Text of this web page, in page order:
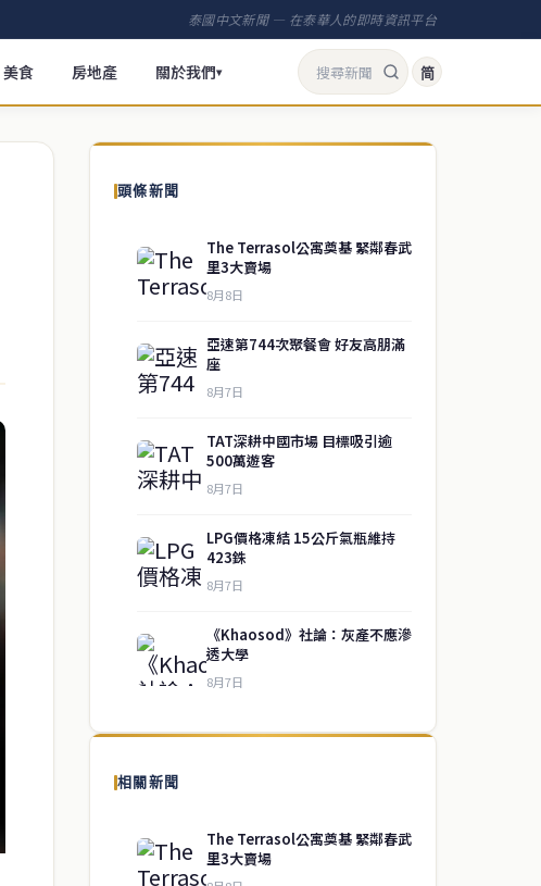
泰國中文新聞 — 在泰華人的即時資訊平台
美食 房地產 關於我們▾ 简
頭條新聞
The Terrasol公寓奠基 緊鄰春武
里3大賣場
8月8日
亞速第744次聚餐會 好友高朋滿
座
8月7日
TAT深耕中國市場 目標吸引逾
500萬遊客
8月7日
LPG價格凍結 15公斤氣瓶維持
423銖
8月7日
《Khaosod》社論：灰產不應滲
透大學
8月7日
相關新聞
The Terrasol公寓奠基 緊鄰春武
里3大賣場